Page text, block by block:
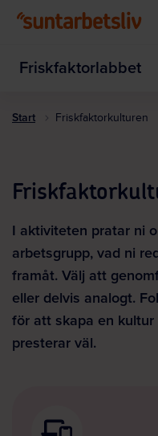
Friskfaktorlabbet
Start Friskfaktorkulturen
I aktiviteten pratar ni
arbetsgrupp, vad ni
framåt. Välj att
eller delvis analogt.
för att skapa en
presterar väl.